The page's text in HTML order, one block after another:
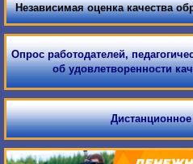
Независимая оценка качества
Опрос работодателей,
об удовлетворенности